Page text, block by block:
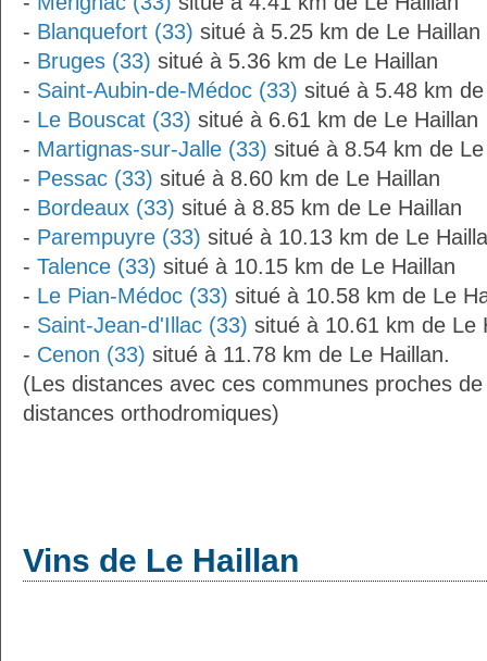
- Blanquefort (33) situé à 5.25 km de Le Haillan
- Bruges (33) situé à 5.36 km de Le Haillan
- Saint-Aubin-de-Médoc (33) situé à 5.48 km
- Le Bouscat (33) situé à 6.61 km de Le Haillan
- Martignas-sur-Jalle (33) situé à 8.54 km de
- Pessac (33) situé à 8.60 km de Le Haillan
- Bordeaux (33) situé à 8.85 km de Le Haillan
- Parempuyre (33) situé à 10.13 km de Le
- Talence (33) situé à 10.15 km de Le Haillan
- Le Pian-Médoc (33) situé à 10.58 km de Le
- Saint-Jean-d'Illac (33) situé à 10.61 km de Le
- Cenon (33) situé à 11.78 km de Le Haillan.
(Les distances avec ces communes proches
distances orthodromiques)
Vins de Le Haillan